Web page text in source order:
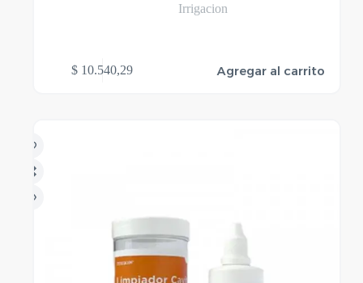
Irrigacion
$ 10.540,29 Agregar al carrito